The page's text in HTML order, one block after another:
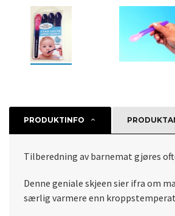
PRODUKTINFO
Tilberedning av barnemat gjøres
Denne geniale skjeen sier ifra om
særlig varmere enn